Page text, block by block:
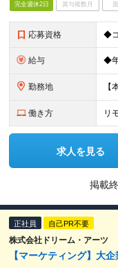
完全週休2日 賞与複数月
応募資格
給与
勤務地
働き方 リ
求人を見る
掲載
正社員 自己PR不要
株式会社ドリーム・アーツ
【マーケティング】大